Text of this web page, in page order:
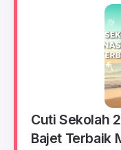
Cuti Sekolah
Bajet Terbaik